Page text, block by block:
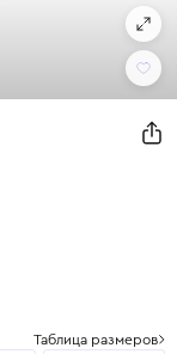
Таблица размеров